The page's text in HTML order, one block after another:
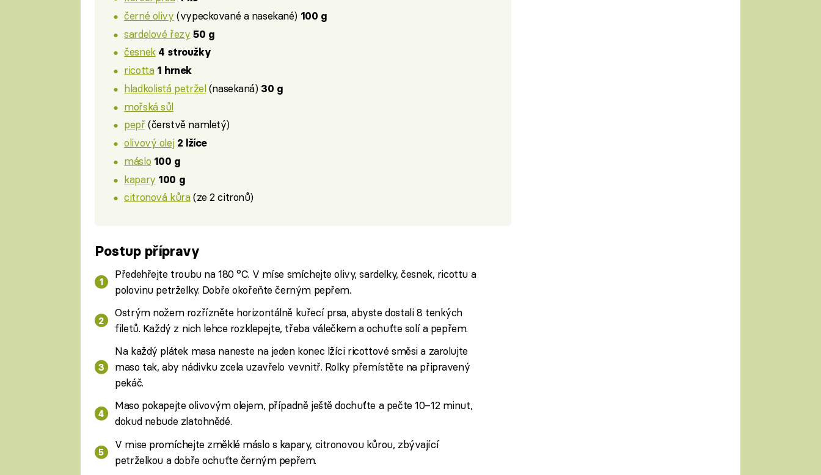
černé olivy (vypeckované a nasekané) 100 g
sardelové řezy 50 g
česnek 4 stroužky
ricotta 1 hrnek
hladkolistá petržel(nasekaná) 30 g
mořská sůl
pepř (čerstvě namletý)
olivový olej 2 lžíce
máslo 100 g
kapary 100 g
citronová kůra(ze 2 citronů)
Postup přípravy
Předehřejte troubu na 180 °C. V míse smíchejte olivy, sardelky, česnek, ricottu a
polovinu petrželky. Dobře okořeňte černým pepřem.
Ostrým nožem rozřízněte horizontálně kuřecí prsa, abyste dostali 8 tenkých
filetů. Každý z nich lehce rozklepejte, třeba válečkem a ochuťte solí a pepřem.
Na každý plátek masa naneste na jeden konec lžíci ricottové směsi a zarolujte
maso tak, aby nádivku zcela uzavřelo vevnitř. Rolky přemístěte na připravený
pekáč.
Maso pokapejte olivovým olejem, případně ještě dochuťte a pečte 10–12 minut,
dokud nebude zlatohnědé.
V mise promíchejte změklé máslo s kapary, citronovou kůrou, zbývající
petrželkou a dobře ochuťte černým pepřem.